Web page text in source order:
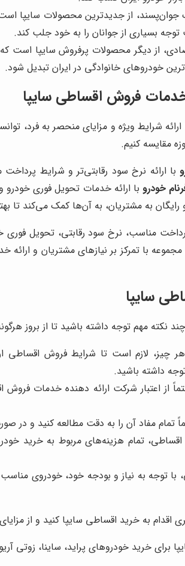
از جدیدترین محصولات سایپا
بسیاری از جوانان را به خود جلب کند.
از دیگر محصولات پرفروش سایپا است
خودروهای خانوادگی در ایران تبدیل شود.
خدمات فروش اقساطی سایپا
ارائه شرایط ویژه و مزایای منحصر به فرد،
مقایسه کنیم.
با ارائه نرخ سود رقابتی‌تر و شرایط
خودروبا ارائه خدمات تحویل فوری
به مشتریان، به آن‌ها کمک می‌کند تا
پرداخت مناسب، نرخ سود رقابتی، تحویل
با تمرکز بر نیازهای مشتریان و
سایپا
نکته مهم توجه داشته باشید تا از بروز
هر چیز، لازم است تا شرایط فروش
داشته باشید.
از اعتبار شرکت ارائه دهنده خدمات
تمام مفاد آن را به دقت مطالعه کنید و در
اقساطی، تمام هزینه‌های مربوط به خرید
با توجه به نیاز و بودجه خود، خودروی
اقدام به خرید اقساطی سایپا کنید و از
خرید خودروهای پراید، ساینا، زوتی